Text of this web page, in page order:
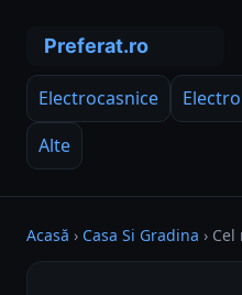
Electrocasnice
Alte
Acasă › Casa Si Gradina › Cel